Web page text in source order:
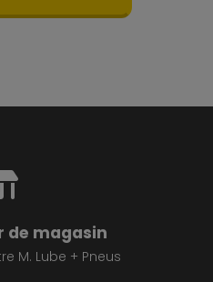
de magasin
M. Lube + Pneus